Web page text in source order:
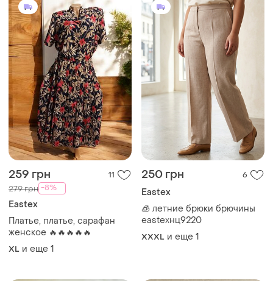
259 грн 11
279 грн -8%
Eastex
Платье, платье, сарафан
женское 🔥🔥🔥🔥🔥
XL и еще 1
250 грн 6
Eastex
🧊 летние брюки брючины
eastexнц9220
XXXL и еще 1